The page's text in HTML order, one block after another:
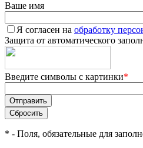
Ваше имя
Я согласен на обработку
Защита от автоматического
Введите символы с картинки*
* - Поля, обязательные для